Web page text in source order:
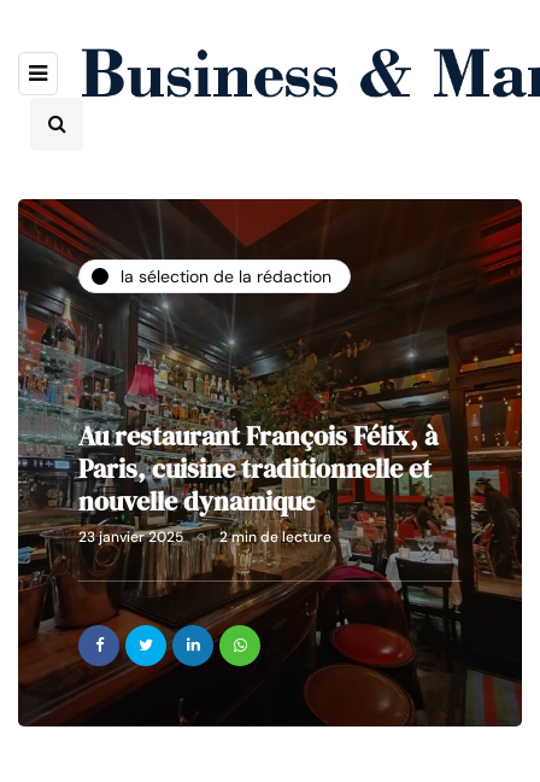
la sélection de la rédaction
Au restaurant François Félix, à
Paris, cuisine traditionnelle et
nouvelle dynamique
23 janvier 2025 2 min de lecture